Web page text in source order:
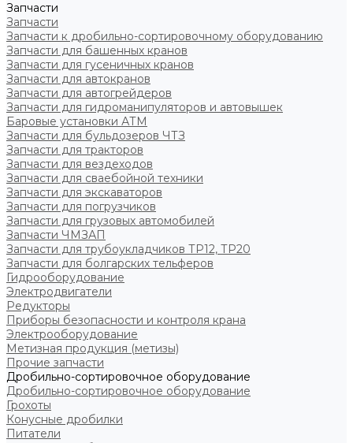
Запчасти
Запчасти
Запчасти к дробильно-сортировочному оборудованию
Запчасти для башенных кранов
Запчасти для гусеничных кранов
Запчасти для автокранов
Запчасти для автогрейдеров
Запчасти для гидроманипуляторов и автовышек
Баровые установки АТМ
Запчасти для бульдозеров ЧТЗ
Запчасти для тракторов
Запчасти для вездеходов
Запчасти для сваебойной техники
Запчасти для экскаваторов
Запчасти для погрузчиков
Запчасти для грузовых автомобилей
Запчасти ЧМЗАП
Запчасти для трубоукладчиков ТР12, ТР20
Запчасти для болгарских тельферов
Гидрооборудование
Электродвигатели
Редукторы
Приборы безопасности и контроля крана
Электрооборудование
Метизная продукция (метизы)
Прочие запчасти
Дробильно-сортировочное оборудование
Дробильно-сортировочное оборудование
Грохоты
Конусные дробилки
Питатели